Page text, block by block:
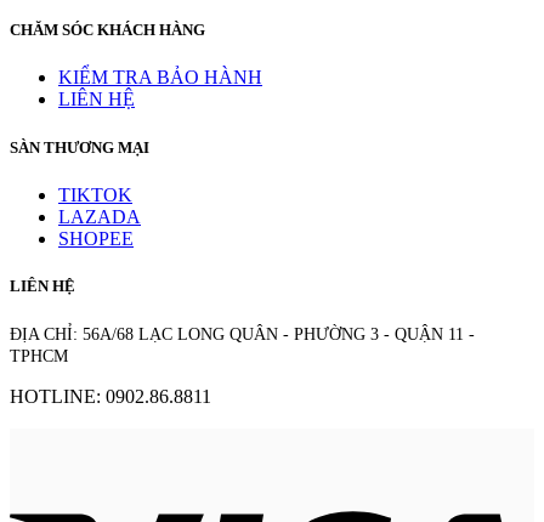
CHĂM SÓC KHÁCH HÀNG
KIỂM TRA BẢO HÀNH
LIÊN HỆ
SÀN THƯƠNG MẠI
TIKTOK
LAZADA
SHOPEE
LIÊN HỆ
ĐỊA CHỈ: 56A/68 LẠC LONG QUÂN - PHƯỜNG 3 - QUẬN 11 -
TPHCM
HOTLINE: 0902.86.8811